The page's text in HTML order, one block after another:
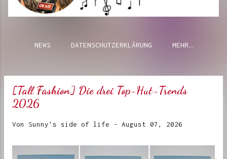
NEWS DATENSCHUTZERKLÄRUNG MEHR…
[Tall Fashion] Die drei Top-Hut-Trends
2026
Von Sunny's side of life - August 07, 2026